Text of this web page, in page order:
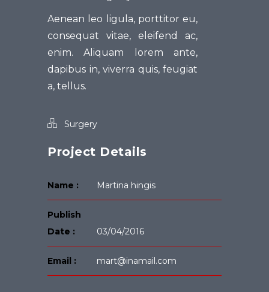
Aenean leo ligula, porttitor eu,
consequat vitae, eleifend ac,
enim. Aliquam lorem ante,
dapibus in, viverra quis, feugiat
a, tellus.
Surgery
Project Details
Name : Martina hingis
Publish
Date :
03/04/2016
Email : mart@inamail.com